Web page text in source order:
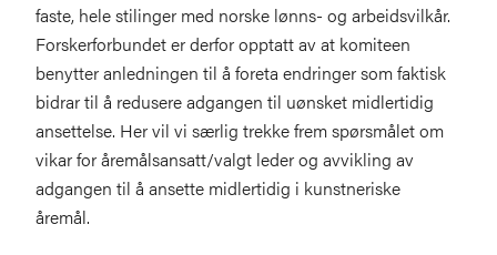
faste, hele stilinger med norske lønns- og arbeidsvilkår.
Forskerforbundet er derfor opptatt av at komiteen
benytter anledningen til å foreta endringer som faktisk
bidrar til å redusere adgangen til uønsket midlertidig
ansettelse. Her vil vi særlig trekke frem spørsmålet om
vikar for åremålsansatt/valgt leder og avvikling av
adgangen til å ansette midlertidig i kunstneriske
åremål.